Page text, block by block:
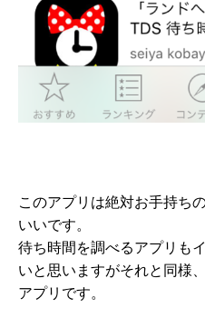
このアプリは絶対お手持ち
いいです。
待ち時間を調べるアプリも
いと思いますがそれと同様
アプリです。